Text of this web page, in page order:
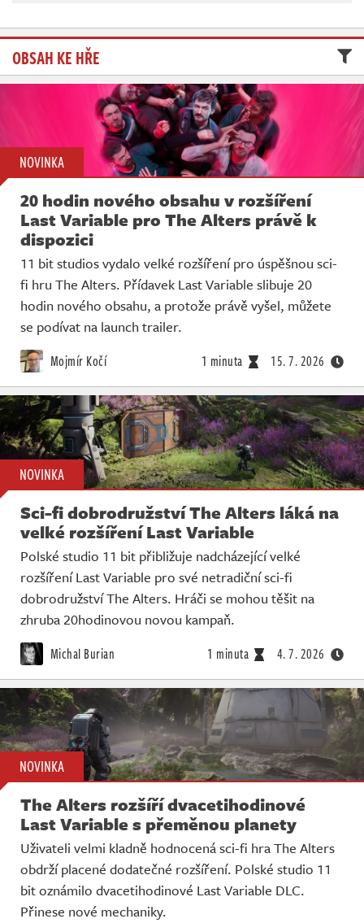
OBSAH KE HŘE
NOVINKA
20 hodin nového obsahu v rozšíření
Last Variable pro The Alters právě k
dispozici
11 bit studios vydalo velké rozšíření pro úspěšnou sci-
fi hru The Alters. Přídavek Last Variable slibuje 20
hodin nového obsahu, a protože právě vyšel, můžete
se podívat na launch trailer.
Mojmír Kočí 1 minuta 15. 7. 2026
NOVINKA
Sci-fi dobrodružství The Alters láká na
velké rozšíření Last Variable
Polské studio 11 bit přibližuje nadcházející velké
rozšíření Last Variable pro své netradiční sci-fi
dobrodružství The Alters. Hráči se mohou těšit na
zhruba 20hodinovou novou kampaň.
Michal Burian 1 minuta 4. 7. 2026
NOVINKA
The Alters rozšíří dvacetihodinové
Last Variable s přeměnou planety
Uživateli velmi kladně hodnocená sci-fi hra The Alters
obdrží placené dodatečné rozšíření. Polské studio 11
bit oznámilo dvacetihodinové Last Variable DLC.
Přinese nové mechaniky.